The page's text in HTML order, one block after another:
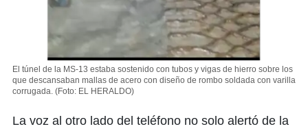
El túnel de la MS-13 estaba sostenido con tubos y vigas de hierro sobre los
que descansaban mallas de acero con diseño de rombo soldada con varilla
corrugada. (Foto: EL HERALDO)
La voz al otro lado del teléfono no solo alertó de la